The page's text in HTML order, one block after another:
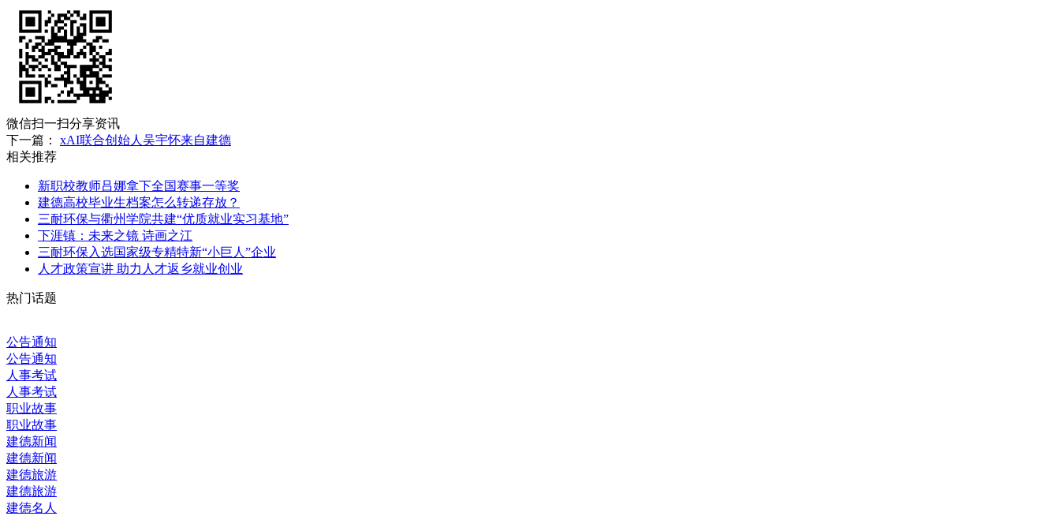
微信扫一扫分享资讯
下一篇： xAI联合创始人吴宇怀来自建德
相关推荐
新职校教师吕娜拿下全国赛事一等奖
建德高校毕业生档案怎么转递存放？
三耐环保与衢州学院共建“优质就业实习基地”
下涯镇：未来之镜 诗画之江
三耐环保入选国家级专精特新“小巨人”企业
人才政策宣讲 助力人才返乡就业创业
热门话题
公告通知
公告通知
人事考试
人事考试
职业故事
职业故事
建德新闻
建德新闻
建德旅游
建德旅游
建德名人